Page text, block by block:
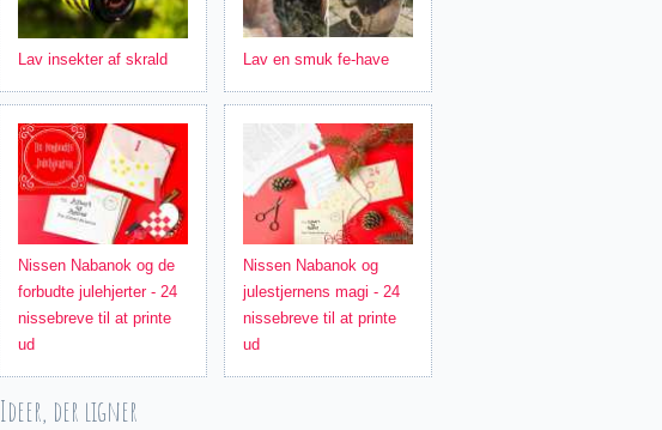
Lav insekter af skrald Lav en smuk fe-have
Nissen Nabanok og de
forbudte julehjerter - 24
nissebreve til at printe
ud
Nissen Nabanok og
julestjernens magi - 24
nissebreve til at printe
ud
Ideer, der ligner